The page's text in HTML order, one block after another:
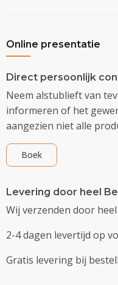
Online presentatie
Direct persoonlijk
Neem alstublieft van
informeren of het
aangezien niet alle
Boek
Levering door heel
Wij verzenden door
2-4 dagen levertijd op
Gratis levering bij